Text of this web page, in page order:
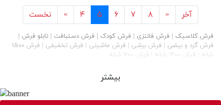
نخست نخست
« ۴ ۵ ۶ ۷ ۸ » آخرآخر
فرش کلاسیک فرش فانتزی فرش کودک فرش دستبافت تابلو فرش
فرش گرد و بیضی
فرش برشی فرش ماشینی فرش تخفیفی
فرش ۱۵۰۰
شانه
فرش ۱۲۰۰ شانه فرش ۷۰۰ شانه
بیشتر